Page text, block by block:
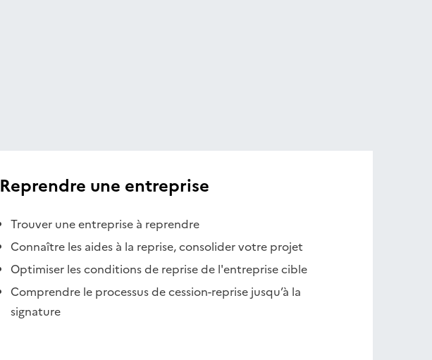
Reprendre une entreprise
Trouver une entreprise à reprendre
Connaître les aides à la reprise, consolider votre projet
Optimiser les conditions de reprise de l'entreprise cible
Comprendre le processus de cession-reprise jusqu’à la
signature